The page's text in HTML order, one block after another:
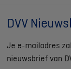
DVV
Je e-mailadres
nieuwsbrief van